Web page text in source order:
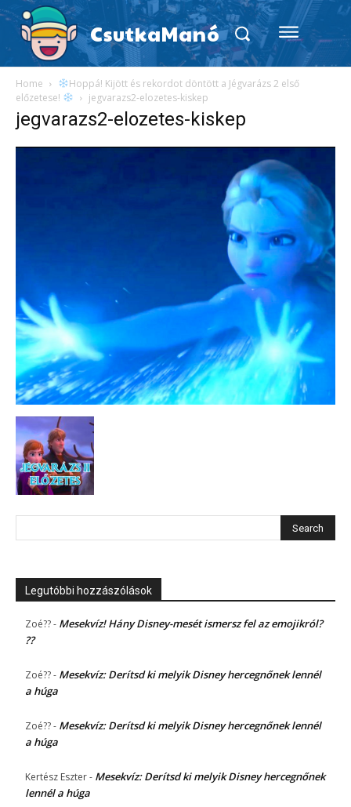
CsutkaManó
Home
Hoppá! Kijött és rekordot döntött a Jégvarázs 2 első
előzetese!
jegvarazs2-elozetes-kiskep
jegvarazs2-elozetes-kiskep
Legutóbbi hozzászólások
Zoé??- Mesekvíz! Hány Disney-mesét ismersz fel az emojikról?
??
Zoé??- Mesekvíz: Derítsd ki melyik Disney hercegnőnek lennél
a húga
Zoé??- Mesekvíz: Derítsd ki melyik Disney hercegnőnek lennél
a húga
Kertész Eszter- Mesekvíz: Derítsd ki melyik Disney hercegnőnek
lennél a húga